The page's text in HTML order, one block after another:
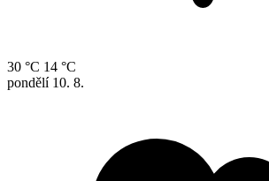
30 °C 14 °C
pondělí 10. 8.